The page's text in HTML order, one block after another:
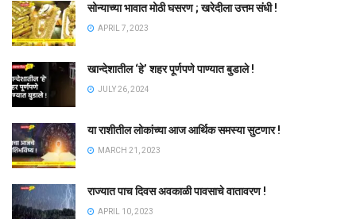
सोन्याच्या भावात मोठी घसरण ; खरेदीला उत्तम संधी !
APRIL 7, 2023
खान्देशातील ‘हे’ शहर पूर्णपणे पाण्यात बुडाले !
JULY 26, 2024
या राशीतील लोकांच्या आज आर्थिक समस्या सुटणार !
MARCH 21, 2023
राज्यात पाच दिवस अवकाळी पावसाचे वातावरण !
APRIL 10, 2023